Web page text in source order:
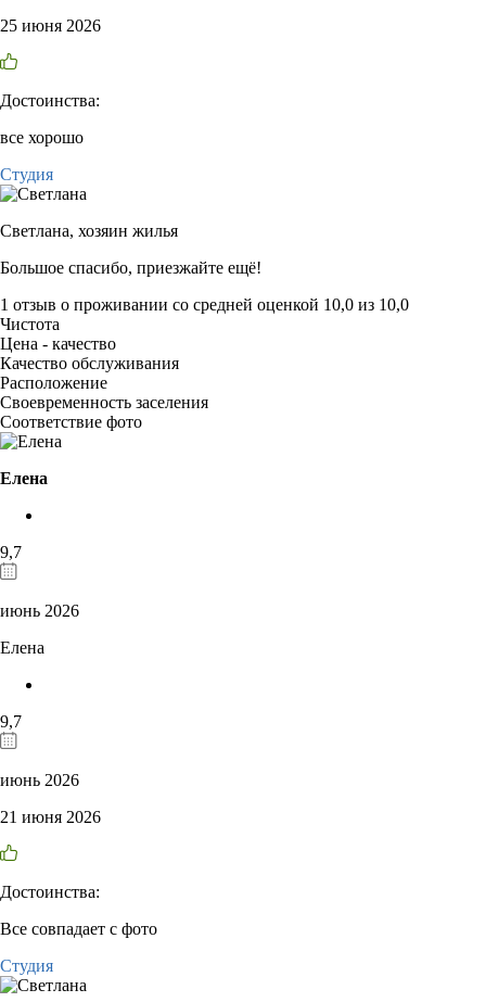
25 июня 2026
Достоинства:
все хорошо
Студия
Светлана, хозяин жилья
Большое спасибо, приезжайте ещё!
1 отзыв о проживании со средней оценкой 10,0 из 10,0
Чистота
Цена - качество
Качество обслуживания
Расположение
Своевременность заселения
Соответствие фото
Елена
9,7
июнь 2026
Елена
9,7
июнь 2026
21 июня 2026
Достоинства:
Все совпадает с фото
Студия